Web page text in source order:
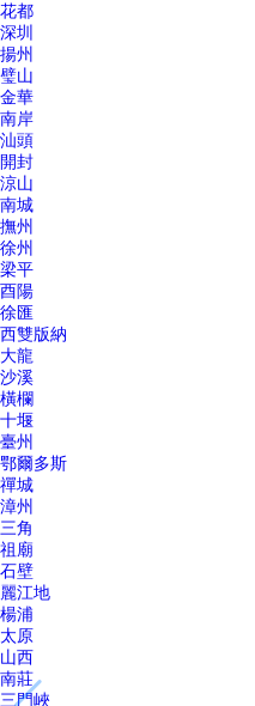
花都
深圳
揚州
璧山
金華
南岸
汕頭
開封
涼山
南城
撫州
徐州
梁平
酉陽
徐匯
西雙版納
大龍
沙溪
橫欄
十堰
臺州
鄂爾多斯
禪城
漳州
三角
祖廟
石壁
麗江地
楊浦
太原
山西
南莊
三門峽